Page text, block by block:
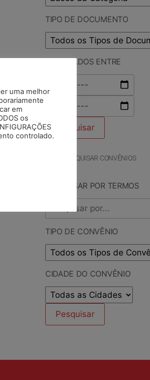
TIPO DE DOCUMENTO
PUBLICADOS ENTRE
PESQUISAR CONVÊNIOS
PESQUISAR POR TERMOS
TIPO DE CONVÊNIO
CIDADE DO CONVÊNIO
uma melhor
em
os
controlado.